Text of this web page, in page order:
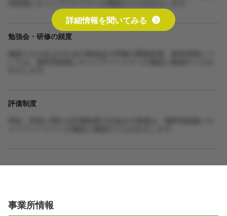
勉強会・研修の頻度
評価制度
詳細情報を聞いてみる
事業所情報